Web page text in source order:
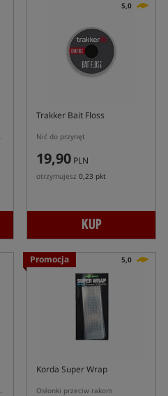
karpiowymi
5,0
Trakker Bait Floss
Nić do przynęt
19,90 PLN
otrzymujesz 0,23 pkt
KUP
korpusy do Zig Rig
Promocja 5,0
Korda Super Wrap
Osłonki przeciw rakom